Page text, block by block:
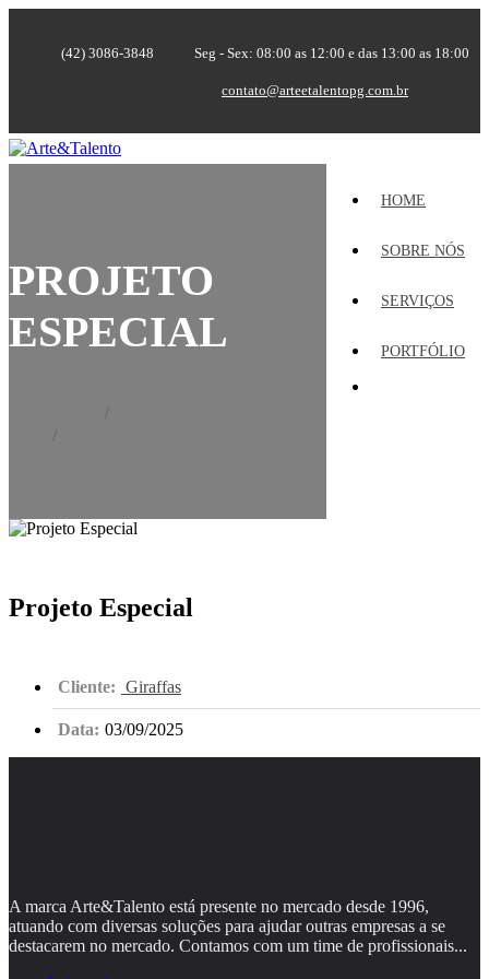
(42) 3086-3848 Seg - Sex: 08:00 as 12:00 e das 13:00 as 18:00
contato@arteetalentopg.com.br
HOME
SOBRE NÓS
SERVIÇOS
PORTFÓLIO
PROJETO
ESPECIAL
Projeto Especial
Cliente: Giraffas
Data: 03/09/2025
A marca Arte&Talento está presente no mercado desde 1996,
atuando com diversas soluções para ajudar outras empresas a se
destacarem no mercado. Contamos com um time de profissionais...